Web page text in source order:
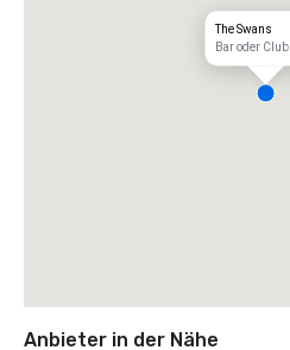
The Swans
Bar oder Club
Anbieter in der Nähe